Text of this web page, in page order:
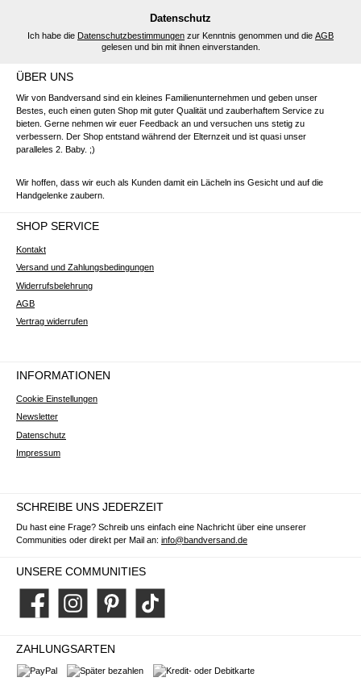
Datenschutz
Ich habe die Datenschutzbestimmungen zur Kenntnis genommen und die AGB
gelesen und bin mit ihnen einverstanden.
ÜBER UNS
Wir von Bandversand sind ein kleines Familienunternehmen und geben unser
Bestes, euch einen guten Shop mit guter Qualität und zauberhaftem Service zu
bieten. Gerne nehmen wir euer Feedback an und versuchen uns stetig zu
verbessern. Der Shop entstand während der Elternzeit und ist quasi unser
paralleles 2. Baby. ;)
Wir hoffen, dass wir euch als Kunden damit ein Lächeln ins Gesicht und auf die
Handgelenke zaubern.
SHOP SERVICE
Kontakt
Versand und Zahlungsbedingungen
Widerrufsbelehrung
AGB
Vertrag widerrufen
INFORMATIONEN
Cookie Einstellungen
Newsletter
Datenschutz
Impressum
SCHREIBE UNS JEDERZEIT
Du hast eine Frage? Schreib uns einfach eine Nachricht über eine unserer
Communities oder direkt per Mail an: info@bandversand.de
UNSERE COMMUNITIES
Facebook Instagram Pinterest TikTok
ZAHLUNGSARTEN